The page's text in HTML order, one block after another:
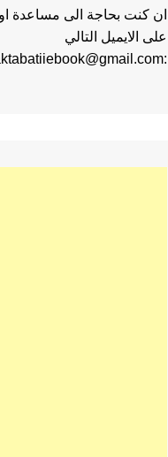
ان كنت بحاجة الى مساعدة
على الايميل التالي
:maktabatiiebook@gmail.com